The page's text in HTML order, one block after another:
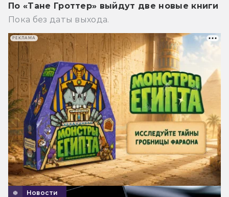
По «Тане Гроттер» выйдут две новые книги
Пока без даты выхода.
Новости
РЕКЛАМА